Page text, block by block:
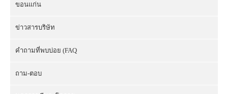
ขอนแก่น
ข่าวสารบริษัท
คำถามที่พบบ่อย (FAQ
ถาม-ตอบ